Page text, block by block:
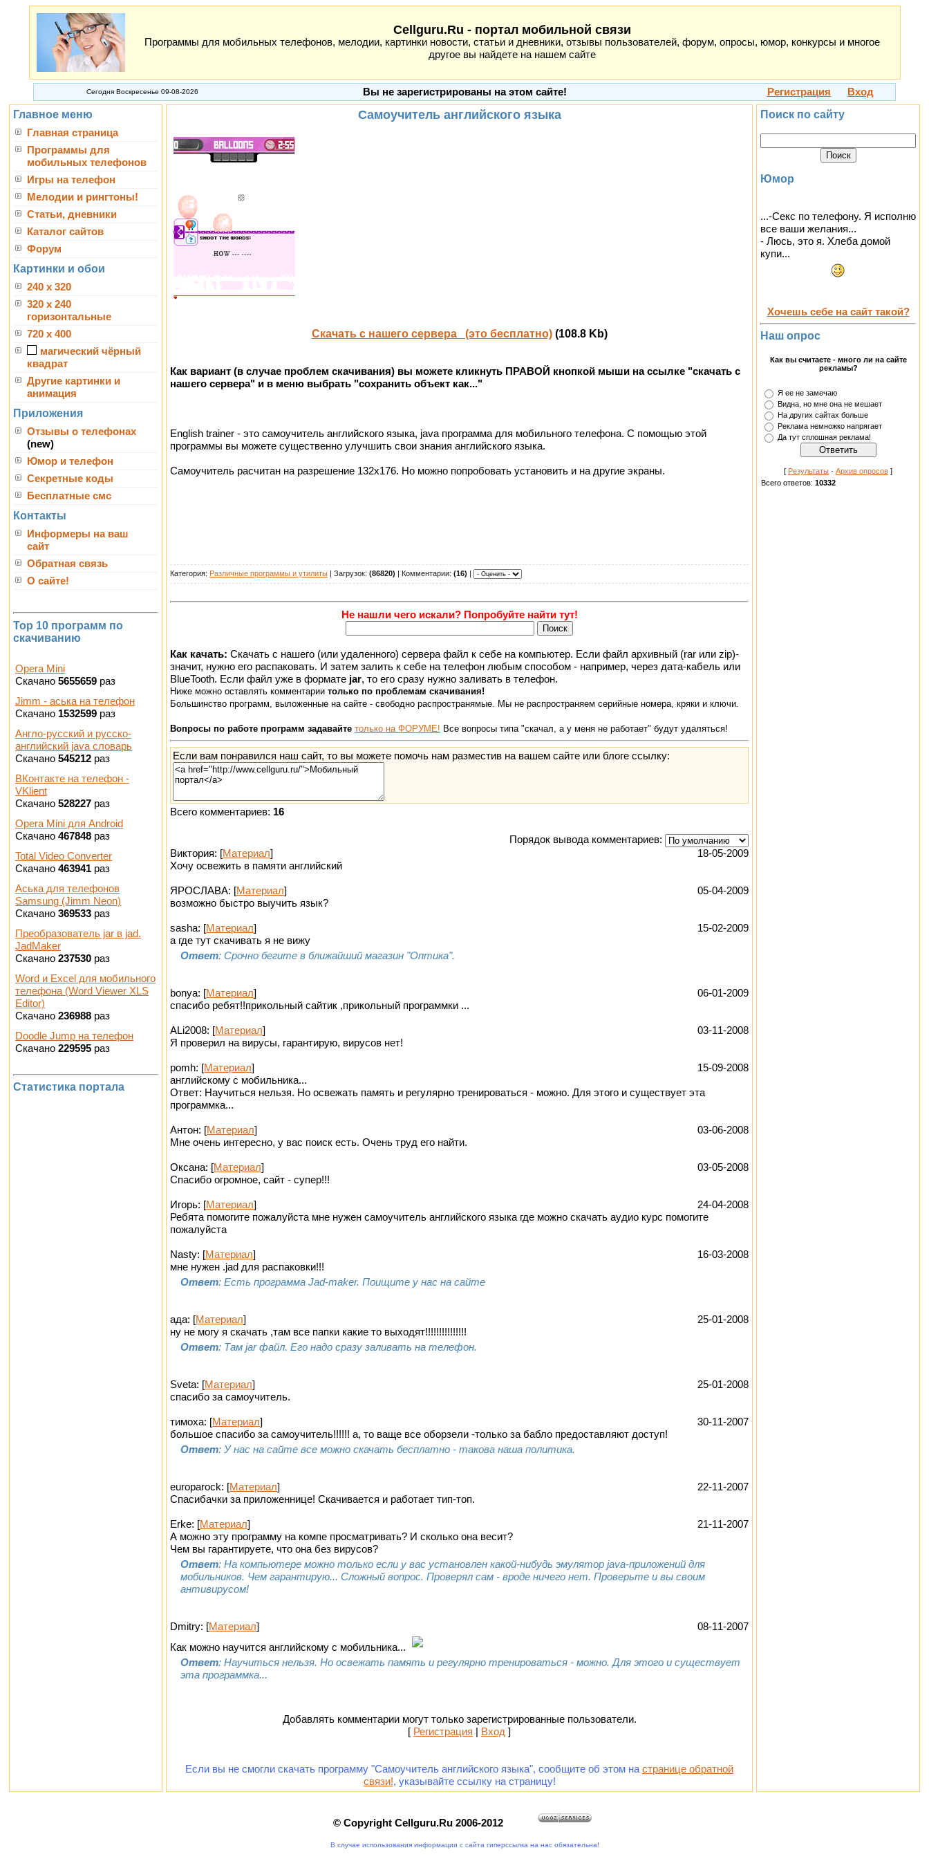
Cellguru.Ru - портал мобильной связи
Программы для мобильных телефонов, мелодии, картинки новости, статьи и дневники, отзывы пользователей, форум, опросы, юмор, конкурсы и многое
другое вы найдете на нашем сайте
Сегодня Воскресенье 09-08-2026 Вы не зарегистрированы на этом сайте! Регистрация Вход
Главное меню
Главная страница
Программы для
мобильных телефонов
Игры на телефон
Мелодии и рингтоны!
Статьи, дневники
Каталог сайтов
Форум
Картинки и обои
240 x 320
320 x 240
горизонтальные
720 x 400
магический чёрный
квадрат
Другие картинки и
анимация
Приложения
Отзывы о телефонах
(new)
Юмор и телефон
Секретные коды
Бесплатные смс
Контакты
Информеры на ваш
сайт
Обратная связь
О сайте!
Top 10 программ по
скачиванию
Opera Mini
Скачано 5655659 раз
Jimm - аська на телефон
Скачано 1532599 раз
Англо-русский и русско-
английский java словарь
Скачано 545212 раз
ВКонтакте на телефон -
VKlient
Скачано 528227 раз
Opera Mini для Android
Скачано 467848 раз
Total Video Converter
Скачано 463941 раз
Аська для телефонов
Samsung (Jimm Neon)
Скачано 369533 раз
Преобразователь jar в jad.
JadMaker
Скачано 237530 раз
Word и Excel для мобильного
телефона (Word Viewer XLS
Editor)
Скачано 236988 раз
Doodle Jump на телефон
Скачано 229595 раз
Статистика портала
Самоучитель английского языка
Скачать с нашего сервера (это бесплатно) (108.8 Kb)
Как вариант (в случае проблем скачивания) вы можете кликнуть ПРАВОЙ кнопкой мыши на ссылке "скачать с
нашего сервера" и в меню выбрать "сохранить объект как..."
English trainer - это самоучитель английского языка, java программа для мобильного телефона. С помощью этой
программы вы можете существенно улучшить свои знания английского языка.
Самоучитель расчитан на разрешение 132х176. Но можно попробовать установить и на другие экраны.
Категория: Различные программы и утилиты | Загрузок: (86820) | Комментарии: (16) |
Не нашли чего искали? Попробуйте найти тут!
Как качать: Скачать с нашего (или удаленного) сервера файл к себе на компьютер. Если файл архивный (rar или zip)-
значит, нужно его распаковать. И затем залить к себе на телефон любым способом - например, через дата-кабель или
BlueTooth. Если файл уже в формате jar, то его сразу нужно заливать в телефон.
Ниже можно оставлять комментарии только по проблемам скачивания!
Большинство программ, выложенные на сайте - свободно распространямые. Мы не распространяем серийные номера, кряки и ключи.
Вопросы по работе программ задавайте только на ФОРУМЕ! Все вопросы типа "скачал, а у меня не работает" будут удаляться!
Если вам понравился наш сайт, то вы можете помочь нам разместив на вашем сайте или блоге ссылку:
Всего комментариев: 16
Порядок вывода комментариев:
18-05-2009
Виктория: [Материал]
Хочу освежить в памяти английский
05-04-2009
ЯРОСЛАВА: [Материал]
возможно быстро выучить язык?
15-02-2009
sasha: [Материал]
а где тут скачивать я не вижу
Ответ: Срочно бегите в ближайший магазин "Оптика".
06-01-2009
bonya: [Материал]
спасибо ребят!!прикольный сайтик ,прикольный программки ...
03-11-2008
ALi2008: [Материал]
Я проверил на вирусы, гарантирую, вирусов нет!
15-09-2008
pomh: [Материал]
английскому с мобильника...
Ответ: Научиться нельзя. Но освежать память и регулярно тренироваться - можно. Для этого и существует эта
программка...
03-06-2008
Антон: [Материал]
Мне очень интересно, у вас поиск есть. Очень труд его найти.
03-05-2008
Оксана: [Материал]
Спасибо огромное, сайт - супер!!!
24-04-2008
Игорь: [Материал]
Ребята помогите пожалуйста мне нужен самоучитель английского языка где можно скачать аудио курс помогите
пожалуйста
16-03-2008
Nasty: [Материал]
мне нужен .jad для распаковки!!!
Ответ: Есть программа Jad-maker. Поищите у нас на сайте
25-01-2008
ада: [Материал]
ну не могу я скачать ,там все папки какие то выходят!!!!!!!!!!!!!!!
Ответ: Там jar файл. Его надо сразу заливать на телефон.
25-01-2008
Sveta: [Материал]
спасибо за самоучитель.
30-11-2007
тимоха: [Материал]
большое спасибо за самоучитель!!!!!! а, то ваще все оборзели -только за бабло предоставляют доступ!
Ответ: У нас на сайте все можно скачать бесплатно - такова наша политика.
22-11-2007
europarock: [Материал]
Спасибачки за приложеннице! Скачивается и работает тип-топ.
21-11-2007
Erke: [Материал]
А можно эту программу на компе просматривать? И сколько она весит?
Чем вы гарантируете, что она без вирусов?
Ответ: На компьютере можно только если у вас установлен какой-нибудь эмулятор java-приложений для
мобильников. Чем гарантирую... Сложный вопрос. Проверял сам - вроде ничего нет. Проверьте и вы своим
антивирусом!
08-11-2007
Dmitry: [Материал]
Как можно научится английскому с мобильника...
Ответ: Научиться нельзя. Но освежать память и регулярно тренироваться - можно. Для этого и существует
эта программка...
Добавлять комментарии могут только зарегистрированные пользователи.
[ Регистрация Вход ]
Если вы не смогли скачать программу "Самоучитель английского языка", сообщите об этом настранице обратной
связи!, указывайте ссылку на страницу!
Поиск по сайту
Юмор
...-Секс по телефону. Я исполню
все ваши желания...
- Люсь, это я. Хлеба домой
купи...
Хочешь себе на сайт такой?
Наш опрос
Как вы считаете - много ли на сайте
рекламы?
Я ее не замечаю
Видна, но мне она не мешает
На других сайтах больше
Реклама немножко напрягает
Да тут сплошная реклама!
[ Результаты · Архив опросов ]
Всего ответов: 10332
© Copyright Cellguru.Ru 2006-2012
В случае использования информации с сайта гиперссылка на нас обязательна!